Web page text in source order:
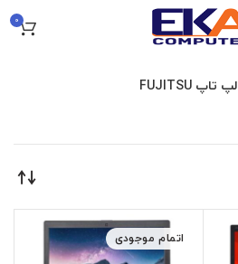
0
لپ تاپ FUJITSU
اتمام موجودی